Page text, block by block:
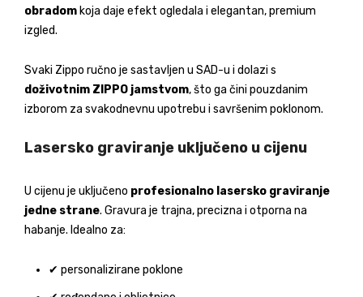
obradom koja daje efekt ogledala i elegantan, premium
izgled.
Svaki Zippo ručno je sastavljen u SAD-u i dolazi s
doživotnim ZIPPO jamstvom, što ga čini pouzdanim
izborom za svakodnevnu upotrebu i savršenim poklonom.
Lasersko graviranje uključeno u cijenu
U cijenu je uključeno profesionalno lasersko graviranje
jedne strane. Gravura je trajna, precizna i otporna na
habanje. Idealno za:
✔ personalizirane poklone